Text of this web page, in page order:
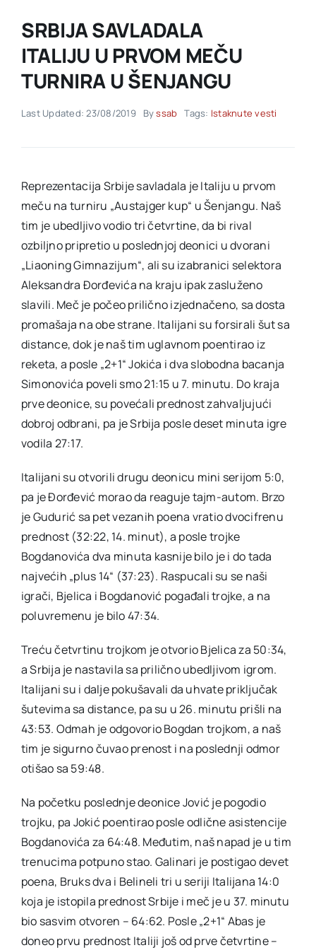
Akti SSAB
Kontakt
SRBIJA SAVLADALA
ITALIJU U PRVOM MEČU
TURNIRA U ŠENJANGU
Last Updated: 23/08/2019 Byssab Tags: Istaknute vesti
Reprezentacija Srbije savladala je Italiju u prvom
meču na turniru „Austajger kup“ u Šenjangu. Naš
tim je ubedljivo vodio tri četvrtine, da bi rival
ozbiljno pripretio u poslednjoj deonici u dvorani
„Liaoning Gimnazijum“, ali su izabranici selektora
Aleksandra Đorđevića na kraju ipak zasluženo
slavili. Meč je počeo prilično izjednačeno, sa dosta
promašaja na obe strane. Italijani su forsirali šut sa
distance, dok je naš tim uglavnom poentirao iz
reketa, a posle „2+1“ Jokića i dva slobodna bacanja
Simonovića poveli smo 21:15 u 7. minutu. Do kraja
prve deonice, su povećali prednost zahvaljujući
dobroj odbrani, pa je Srbija posle deset minuta igre
vodila 27:17.
Italijani su otvorili drugu deonicu mini serijom 5:0,
pa je Đorđević morao da reaguje tajm-autom. Brzo
je Gudurić sa pet vezanih poena vratio dvocifrenu
prednost (32:22, 14. minut), a posle trojke
Bogdanovića dva minuta kasnije bilo je i do tada
najvećih „plus 14“ (37:23). Raspucali su se naši
igrači, Bjelica i Bogdanović pogađali trojke, a na
poluvremenu je bilo 47:34.
Treću četvrtinu trojkom je otvorio Bjelica za 50:34,
a Srbija je nastavila sa prilično ubedljivom igrom.
Italijani su i dalje pokušavali da uhvate priključak
šutevima sa distance, pa su u 26. minutu prišli na
43:53. Odmah je odgovorio Bogdan trojkom, a naš
tim je sigurno čuvao prenost i na poslednji odmor
otišao sa 59:48.
Na početku poslednje deonice Jović je pogodio
trojku, pa Jokić poentirao posle odlične asistencije
Bogdanovića za 64:48. Međutim, naš napad je u tim
trenucima potpuno stao. Galinari je postigao devet
poena, Bruks dva i Belineli tri u seriji Italijana 14:0
koja je istopila prednost Srbije i meč je u 37. minutu
bio sasvim otvoren – 64:62. Posle „2+1“ Abas je
doneo prvu prednost Italiji još od prve četvrtine –